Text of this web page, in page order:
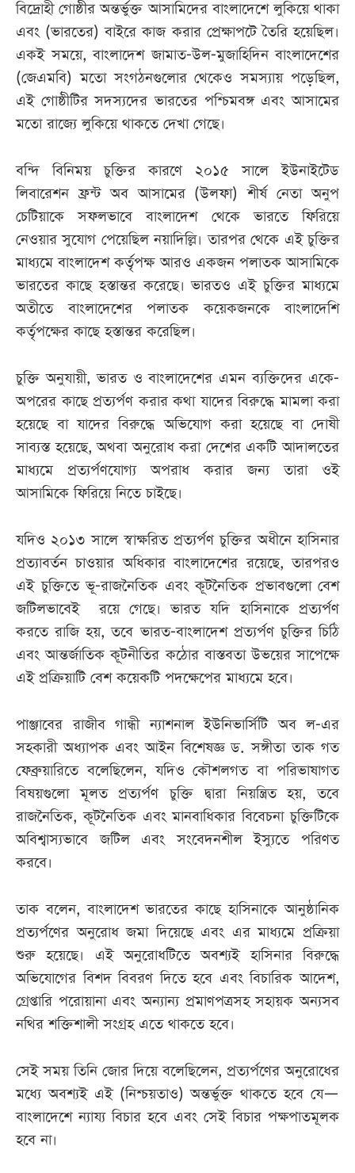
বিদ্রোহী গোষ্ঠীর অন্তর্ভুক্ত আসামিদের বাংলাদেশে লুকিয়ে থাকা
এবং (ভারতের) বাইরে কাজ করার প্রেক্ষাপটে তৈরি হয়েছিল।
একই সময়ে, বাংলাদেশ জামাত-উল-মুজাহিদিন বাংলাদেশের
(জেএমবি) মতো সংগঠনগুলোর থেকেও সমস্যায় পড়েছিল,
এই গোষ্ঠীটির সদস্যদের ভারতের পশ্চিমবঙ্গ এবং আসামের
মতো রাজ্যে লুকিয়ে থাকতে দেখা গেছে।
বন্দি বিনিময় চুক্তির কারণে ২০১৫ সালে ইউনাইটেড
লিবারেশন ফ্রন্ট অব আসামের (উলফা) শীর্ষ নেতা অনুপ
চেটিয়াকে সফলভাবে বাংলাদেশ থেকে ভারতে ফিরিয়ে
নেওয়ার সুযোগ পেয়েছিল নয়াদিল্লি। তারপর থেকে এই চুক্তির
মাধ্যমে বাংলাদেশ কর্তৃপক্ষ আরও একজন পলাতক আসামিকে
ভারতের কাছে হস্তান্তর করেছে। ভারতও এই চুক্তির মাধ্যমে
অতীতে বাংলাদেশের পলাতক কয়েকজনকে বাংলাদেশি
কর্তৃপক্ষের কাছে হস্তান্তর করেছিল।
চুক্তি অনুযায়ী, ভারত ও বাংলাদেশের এমন ব্যক্তিদের একে-
অপরের কাছে প্রত্যর্পণ করার কথা যাদের বিরুদ্ধে মামলা করা
হয়েছে বা যাদের বিরুদ্ধে অভিযোগ করা হয়েছে বা দোষী
সাব্যস্ত হয়েছে, অথবা অনুরোধ করা দেশের একটি আদালতের
মাধ্যমে প্রত্যর্পণযোগ্য অপরাধ করার জন্য তারা ওই
আসামিকে ফিরিয়ে নিতে চাইছে।
যদিও ২০১৩ সালে স্বাক্ষরিত প্রত্যর্পণ চুক্তির অধীনে হাসিনার
প্রত্যাবর্তন চাওয়ার অধিকার বাংলাদেশের রয়েছে, তারপরও
এই চুক্তিতে ভূ-রাজনৈতিক এবং কূটনৈতিক প্রভাবগুলো বেশ
জটিলভাবেই রয়ে গেছে। ভারত যদি হাসিনাকে প্রত্যর্পণ
করতে রাজি হয়, তবে ভারত-বাংলাদেশ প্রত্যর্পণ চুক্তির চিঠি
এবং আন্তর্জাতিক কূটনীতির কঠোর বাস্তবতা উভয়ের সাপেক্ষে
এই প্রক্রিয়াটি বেশ কয়েকটি পদক্ষেপের মাধ্যমে হবে।
পাঞ্জাবের রাজীব গান্ধী ন্যাশনাল ইউনিভার্সিটি অব ল-এর
সহকারী অধ্যাপক এবং আইন বিশেষজ্ঞ ড. সঙ্গীতা তাক গত
ফেব্রুয়ারিতে বলেছিলেন, যদিও কৌশলগত বা পরিভাষাগত
বিষয়গুলো মূলত প্রত্যর্পণ চুক্তি দ্বারা নিয়ন্ত্রিত হয়, তবে
রাজনৈতিক, কূটনৈতিক এবং মানবাধিকার বিবেচনা চুক্তিটিকে
অবিশ্বাস্যভাবে জটিল এবং সংবেদনশীল ইস্যুতে পরিণত
করবে।
তাক বলেন, বাংলাদেশ ভারতের কাছে হাসিনাকে আনুষ্ঠানিক
প্রত্যর্পণের অনুরোধ জমা দিয়েছে এবং এর মাধ্যমে প্রক্রিয়া
শুরু হয়েছে। এই অনুরোধটিতে অবশ্যই হাসিনার বিরুদ্ধে
অভিযোগের বিশদ বিবরণ দিতে হবে এবং বিচারিক আদেশ,
গ্রেপ্তারি পরোয়ানা এবং অন্যান্য প্রমাণপত্রসহ সহায়ক অন্যসব
নথির শক্তিশালী সংগ্রহ এতে থাকতে হবে।
সেই সময় তিনি জোর দিয়ে বলেছিলেন, প্রত্যর্পণের অনুরোধের
মধ্যে অবশ্যই এই (নিশ্চয়তাও) অন্তর্ভুক্ত থাকতে হবে যে—
বাংলাদেশে ন্যায্য বিচার হবে এবং সেই বিচার পক্ষপাতমূলক
হবে না।